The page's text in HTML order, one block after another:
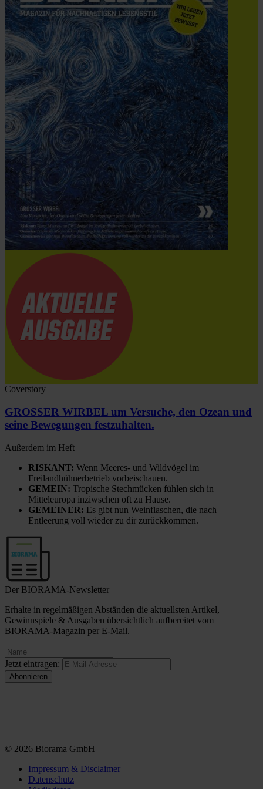
Coverstory
GROSSER WIRBEL um Versuche, den Ozean und
seine Bewegungen festzuhalten.
Außerdem im Heft
RISKANT: Wenn Meeres- und Wildvögel im
Freilandhühnerbetrieb vorbeischauen.
GEMEIN: Tropische Stechmücken fühlen sich in
Mitteleuropa inziwschen oft zu Hause.
GEMEINER: Es gibt nun Weinflaschen, die nach
Entleerung voll wieder zu dir zurückkommen.
Der BIORAMA-Newsletter
Erhalte in regelmäßigen Abständen die aktuellsten Artikel,
Gewinnspiele & Ausgaben übersichtlich aufbereitet vom
BIORAMA-Magazin per E-Mail.
Jetzt eintragen:
© 2026 Biorama GmbH
Impressum & Disclaimer
Datenschutz